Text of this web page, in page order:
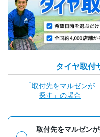
タイヤ取付
「取付先をマルゼンが
探す」の場合
取付先をマルゼン